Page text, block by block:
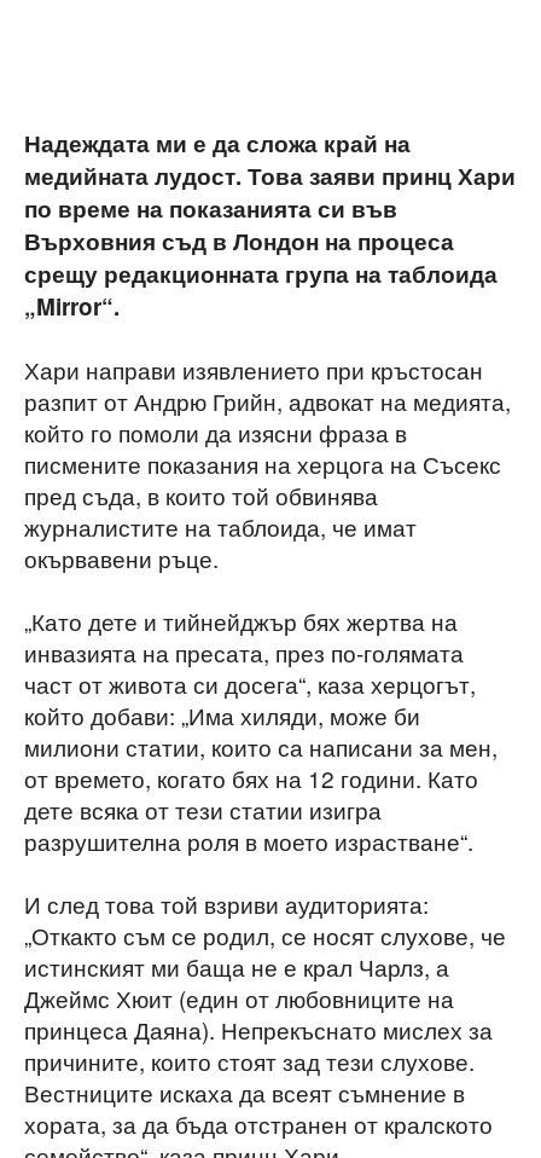
Надеждата ми е да сложа край на
медийната лудост. Това заяви принц Хари
по време на показанията си във
Върховния съд в Лондон на процеса
срещу редакционната група на таблоида
„Mirror“.
Хари направи изявлението при кръстосан
разпит от Андрю Грийн, адвокат на медията,
който го помоли да изясни фраза в
писмените показания на херцога на Съсекс
пред съда, в които той обвинява
журналистите на таблоида, че имат
окървавени ръце.
„Като дете и тийнейджър бях жертва на
инвазията на пресата, през по-голямата
част от живота си досега“, каза херцогът,
който добави: „Има хиляди, може би
милиони статии, които са написани за мен,
от времето, когато бях на 12 години. Като
дете всяка от тези статии изигра
разрушителна роля в моето израстване“.
И след това той взриви аудиторията:
„Откакто съм се родил, се носят слухове, че
истинският ми баща не е крал Чарлз, а
Джеймс Хюит (един от любовниците на
принцеса Даяна). Непрекъснато мислех за
причините, които стоят зад тези слухове.
Вестниците искаха да всеят съмнение в
хората, за да бъда отстранен от кралското